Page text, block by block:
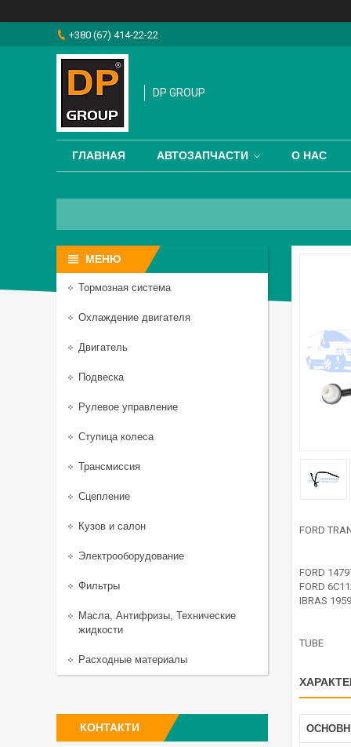
+380 (67) 414-22-22
DP GROUP
ГЛАВНАЯ АВТОЗАПЧАСТИ О НАС
FORD
FORD
FORD
IBRAS
TUBE
Тормозная система
Охлаждение двигателя
Двигатель
Подвеска
Рулевое управление
Ступица колеса
Трансмиссия
Сцепление
Кузов и салон
Электрооборудование
Фильтры
Масла, Антифризы, Технические
жидкости
Расходные материалы
КОНТАКТИ